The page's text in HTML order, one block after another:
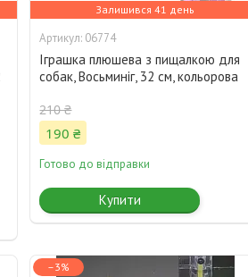
Залишився 41 день
06774
Іграшка плюшева з пищалкою для
собак, Восьминіг, 32 см, кольорова
210 ₴
190 ₴
Готово до відправки
Купити
–3%